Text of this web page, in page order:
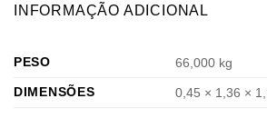
INFORMAÇÃO ADICIONAL
PESO
66,000 kg
DIMENSÕES
0,45 × 1,36 ×